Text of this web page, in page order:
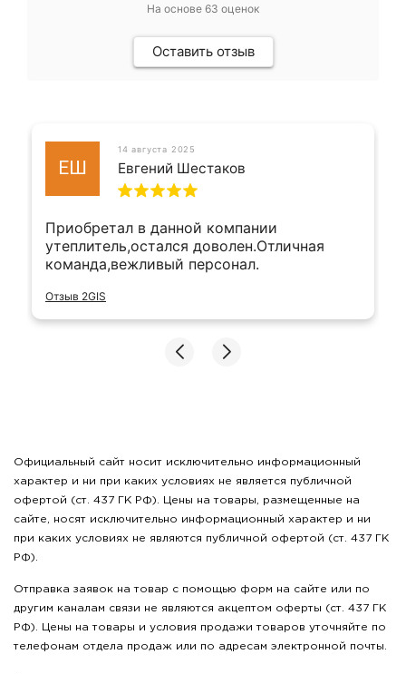
На основе 63 оценок
Оставить отзыв
ЕШ
14 августа 2025
Евгений Шестаков
Приобретал в данной компании
утеплитель,остался доволен.Отличная
команда,вежливый персонал.
Отзыв 2GIS
Официальный сайт носит исключительно информационный
характер и ни при каких условиях не является публичной
офертой (ст. 437 ГК РФ). Цены на товары, размещенные на
сайте, носят исключительно информационный характер и ни
при каких условиях не являются публичной офертой (ст. 437 ГК
РФ).
Отправка заявок на товар с помощью форм на сайте или по
другим каналам связи не являются акцептом оферты (ст. 437 ГК
РФ). Цены на товары и условия продажи товаров уточняйте по
телефонам отдела продаж или по адресам электронной почты.